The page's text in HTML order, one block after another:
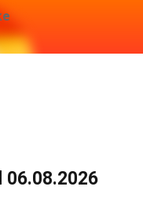
06.08.2026